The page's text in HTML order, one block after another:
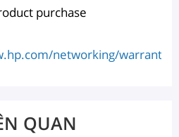
purchase
networking/
QUAN